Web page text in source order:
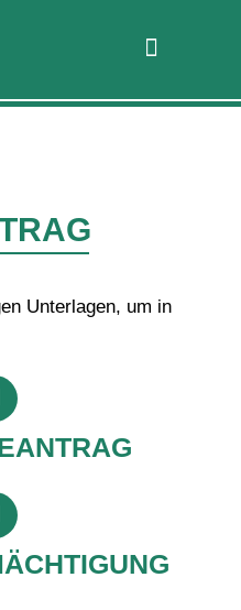
Unterlagen, um in